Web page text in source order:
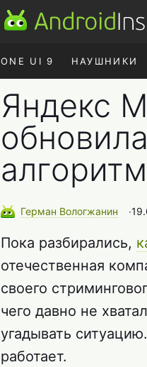
ONE UI 9 НАУШНИКИ
Яндекс
Герман Вологжанин ∙
Пока разбирались,
отечественная
своего
чего давно не
угадывать
работает.